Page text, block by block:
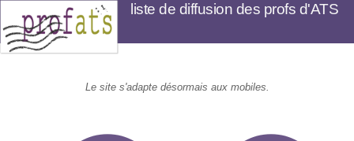
liste de diffusion des profs d'ATS
Le site s'adapte désormais aux mobiles.